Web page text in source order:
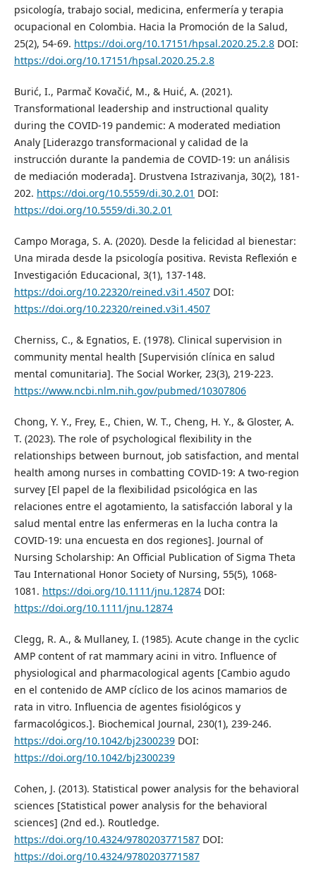
psicología, trabajo social, medicina, enfermería y terapia
ocupacional en Colombia. Hacia la Promoción de la Salud,
25(2), 54-69. https://doi.org/10.17151/hpsal.2020.25.2.8DOI:
https://doi.org/10.17151/hpsal.2020.25.2.8
Burić, I., Parmač Kovačić, M., & Huić, A. (2021).
Transformational leadership and instructional quality
during the COVID-19 pandemic: A moderated mediation
Analy [Liderazgo transformacional y calidad de la
instrucción durante la pandemia de COVID-19: un análisis
de mediación moderada]. Drustvena Istrazivanja, 30(2), 181-
202. https://doi.org/10.5559/di.30.2.01 DOI:
https://doi.org/10.5559/di.30.2.01
Campo Moraga, S. A. (2020). Desde la felicidad al bienestar:
Una mirada desde la psicología positiva. Revista Reflexión e
Investigación Educacional, 3(1), 137-148.
https://doi.org/10.22320/reined.v3i1.4507DOI:
https://doi.org/10.22320/reined.v3i1.4507
Cherniss, C., & Egnatios, E. (1978). Clinical supervision in
community mental health [Supervisión clínica en salud
mental comunitaria]. The Social Worker, 23(3), 219-223.
https://www.ncbi.nlm.nih.gov/pubmed/10307806
Chong, Y. Y., Frey, E., Chien, W. T., Cheng, H. Y., & Gloster, A.
T. (2023). The role of psychological flexibility in the
relationships between burnout, job satisfaction, and mental
health among nurses in combatting COVID-19: A two-region
survey [El papel de la flexibilidad psicológica en las
relaciones entre el agotamiento, la satisfacción laboral y la
salud mental entre las enfermeras en la lucha contra la
COVID-19: una encuesta en dos regiones]. Journal of
Nursing Scholarship: An Official Publication of Sigma Theta
Tau International Honor Society of Nursing, 55(5), 1068-
1081. https://doi.org/10.1111/jnu.12874DOI:
https://doi.org/10.1111/jnu.12874
Clegg, R. A., & Mullaney, I. (1985). Acute change in the cyclic
AMP content of rat mammary acini in vitro. Influence of
physiological and pharmacological agents [Cambio agudo
en el contenido de AMP cíclico de los acinos mamarios de
rata in vitro. Influencia de agentes fisiológicos y
farmacológicos.]. Biochemical Journal, 230(1), 239-246.
https://doi.org/10.1042/bj2300239DOI:
https://doi.org/10.1042/bj2300239
Cohen, J. (2013). Statistical power analysis for the behavioral
sciences [Statistical power analysis for the behavioral
sciences] (2nd ed.). Routledge.
https://doi.org/10.4324/9780203771587DOI:
https://doi.org/10.4324/9780203771587